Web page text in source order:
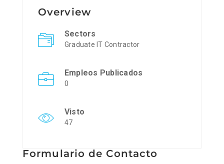
Overview
Sectors
Graduate IT Contractor
Empleos Publicados
0
Visto
47
Formulario de Contacto